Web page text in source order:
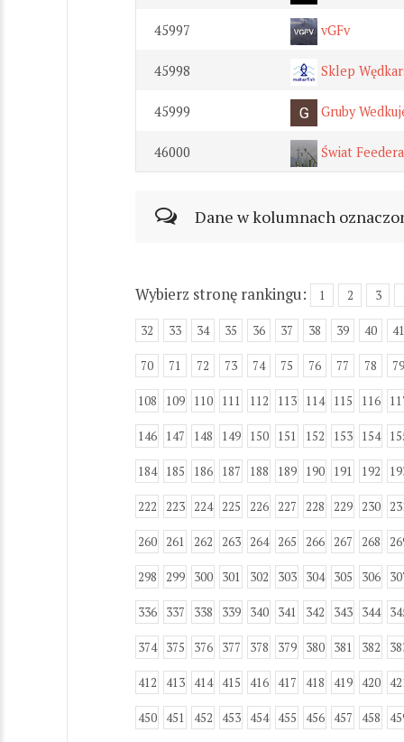
45997 vGFv
45998 Sklep
45999 Gruby
46000 Świat Feedera
Dane w kolumnach
Wybierz stronę rankingu: 1 2 3
32 33 34 35 36 37 38 39 40 41
70 71 72 73 74 75 76 77 78 79
108 109 110 111 112 113 114 115 116
146 147 148 149 150 151 152 153 154
184 185 186 187 188 189 190 191 192
222 223 224 225 226 227 228 229 230
260 261 262 263 264 265 266 267 268
298 299 300 301 302 303 304 305 306
336 337 338 339 340 341 342 343 344
374 375 376 377 378 379 380 381 382
412 413 414 415 416 417 418 419 420
450 451 452 453 454 455 456 457 458